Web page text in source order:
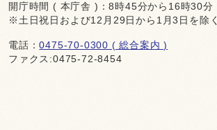
開庁時間 ( 本庁舎 )：8時45分から16時30分
※土日祝日および12月29日から1月3日を除く
電話：0475-70-0300 ( 総合案内 )
ファクス:0475-72-8454